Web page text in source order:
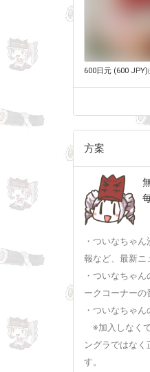
600日元 (600 JPY)(
方案
・ついなちゃ
報など、最新ニ
・ついなちゃ
ークコーナー
・ついなちゃん
※加入しなく
ングラではなく
す。